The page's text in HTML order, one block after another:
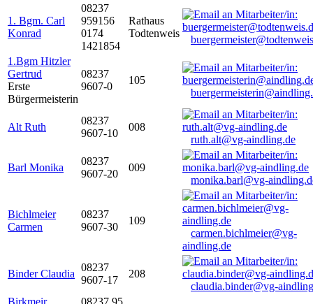
1. Bgm. Carl
Konrad
08237
959156
0174
1421854
Rathaus
Todtenweis
1.Bgm Hitzler
Gertrud
Erste
Bürgermeisterin
08237
9607-0
105
Alt Ruth
08237
9607-10
008
ruth.alt@vg-aindling.de
Barl Monika
08237
9607-20
009
monika.barl@vg-
Bichlmeier
Carmen
08237
9607-30
109
carmen.bichlmeier@vg-
aindling.de
Binder Claudia
08237
9607-17
208
claudia.binder@vg-